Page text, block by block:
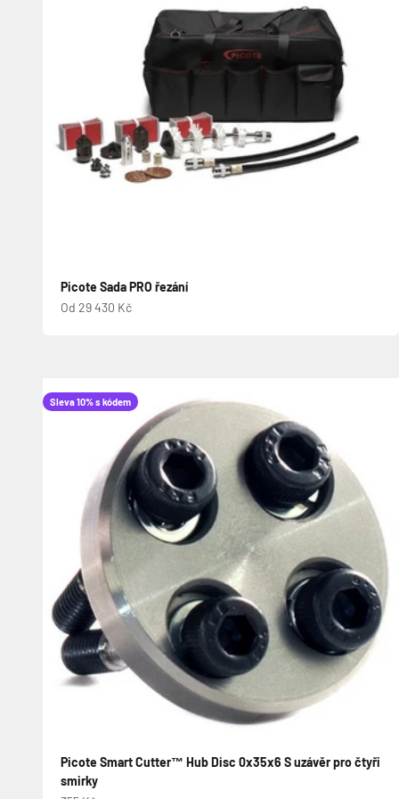
Picote Sada PRO řezání
Prodejní cena
Od 29 430 Kč
Sleva 10% s kódem
Picote Smart Cutter™ Hub Disc 0x35x6 S uzávěr pro čtyři
smirky